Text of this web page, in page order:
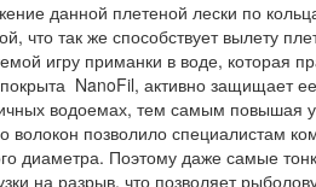
данной плетеной лески по
что так же способствует вылету
игру приманки в воде, которая
NanoFil, активно защищает
водоемах, тем самым повышая
волокон позволило специалистам
диаметра. Поэтому даже самые
на разрыв, что позволяет